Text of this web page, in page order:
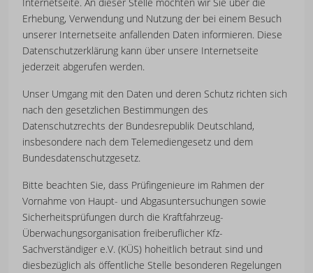
Erhebung, Verwendung und Nutzung der bei einem Besuch
unserer Internetseite anfallenden Daten informieren. Diese
Datenschutzerklärung kann über unsere Internetseite
jederzeit abgerufen werden.
Unser Umgang mit den Daten und deren Schutz richten sich
nach den gesetzlichen Bestimmungen des
Datenschutzrechts der Bundesrepublik Deutschland,
insbesondere nach dem Telemediengesetz und dem
Bundesdatenschutzgesetz.
Bitte beachten Sie, dass Prüfingenieure im Rahmen der
Vornahme von Haupt- und Abgasuntersuchungen sowie
Sicherheitsprüfungen durch die Kraftfahrzeug-
Überwachungsorganisation freiberuflicher Kfz-
Sachverständiger e.V. (KÜS) hoheitlich betraut sind und
diesbezüglich als öffentliche Stelle besonderen Regelungen